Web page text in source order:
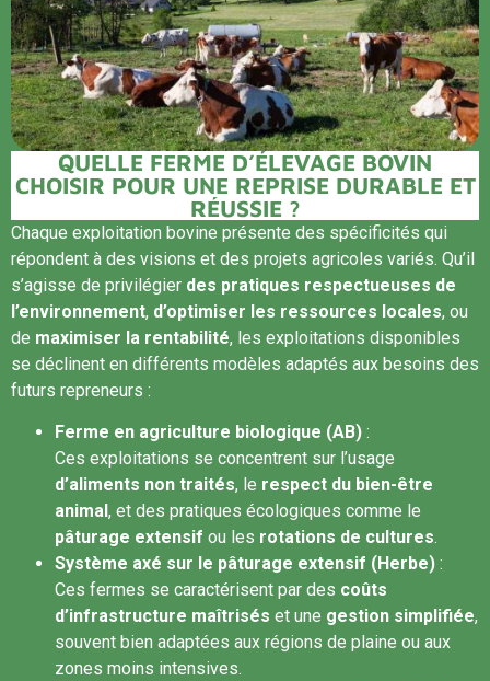
QUELLE FERME D’ÉLEVAGE BOVIN
CHOISIR POUR UNE REPRISE DURABLE ET
RÉUSSIE ?
Chaque exploitation bovine présente des spécificités qui
répondent à des visions et des projets agricoles variés. Qu’il
s’agisse de privilégier des pratiques respectueuses de
l’environnement, d’optimiser les ressources locales, ou
de maximiser la rentabilité, les exploitations disponibles
se déclinent en différents modèles adaptés aux besoins des
futurs repreneurs :
Ferme en agriculture biologique (AB) :
Ces exploitations se concentrent sur l’usage
d’aliments non traités, le respect du bien-être
animal, et des pratiques écologiques comme le
pâturage extensif ou les rotations de cultures.
Système axé sur le pâturage extensif (Herbe) :
Ces fermes se caractérisent par des coûts
d’infrastructure maîtrisés et une gestion simplifiée,
souvent bien adaptées aux régions de plaine ou aux
zones moins intensives.